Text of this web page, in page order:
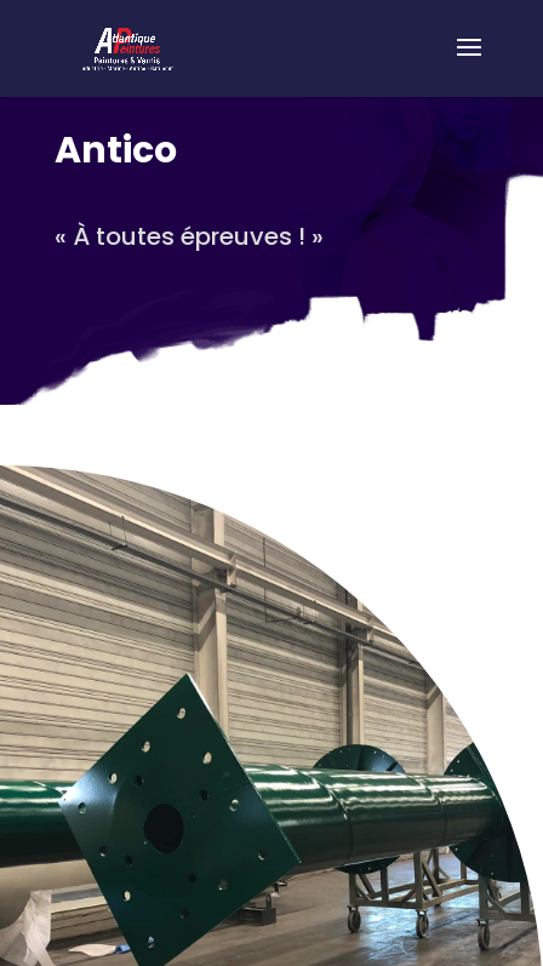
Antico
« À toutes épreuves ! »